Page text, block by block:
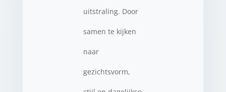
uitstraling. Door
samen te kijken
naar
gezichtsvorm,